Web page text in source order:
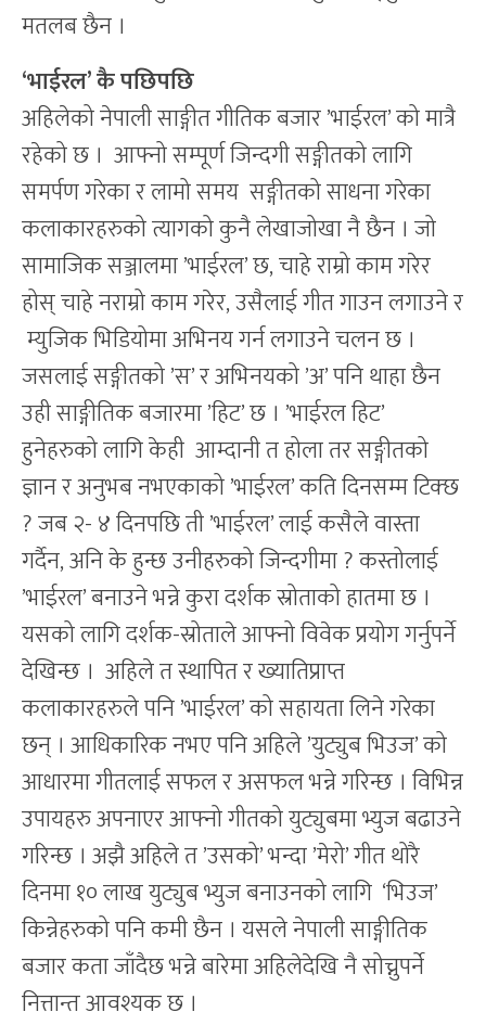
मतलब छैन ।
‘भाईरल’कै पछिपछि
अहिलेको नेपाली साङ्गीत गीतिक बजार ’भाईरल’ को मात्रै
रहेको छ । आफ्नो सम्पूर्ण जिन्दगी सङ्गीतको लागि
समर्पण गरेका र लामो समय सङ्गीतको साधना गरेका
कलाकारहरुको त्यागको कुनै लेखाजोखा नै छैन । जो
सामाजिक सञ्जालमा ’भाईरल’ छ, चाहे राम्रो काम गरेर
होस् चाहे नराम्रो काम गरेर, उसैलाई गीत गाउन लगाउने र
म्युजिक भिडियोमा अभिनय गर्न लगाउने चलन छ ।
जसलाई सङ्गीतको ’स’ र अभिनयको ’अ’ पनि थाहा छैन
उही साङ्गीतिक बजारमा ’हिट’ छ । ’भाईरल हिट’
हुनेहरुको लागि केही आम्दानी त होला तर सङ्गीतको
ज्ञान र अनुभब नभएकाको ’भाईरल’ कति दिनसम्म टिक्छ
? जब २- ४ दिनपछि ती ’भाईरल’ लाई कसैले वास्ता
गर्दैन, अनि के हुन्छ उनीहरुको जिन्दगीमा ? कस्तोलाई
’भाईरल’ बनाउने भन्ने कुरा दर्शक स्रोताको हातमा छ ।
यसको लागि दर्शक-स्रोताले आफ्नो विवेक प्रयोग गर्नुपर्ने
देखिन्छ । अहिले त स्थापित र ख्यातिप्राप्त
कलाकारहरुले पनि ’भाईरल’ को सहायता लिने गरेका
छन् । आधिकारिक नभए पनि अहिले ’युट्युब भिउज’ को
आधारमा गीतलाई सफल र असफल भन्ने गरिन्छ । विभिन्न
उपायहरु अपनाएर आफ्नो गीतको युट्युबमा भ्युज बढाउने
गरिन्छ । अझै अहिले त ’उसको’ भन्दा ’मेरो’ गीत थोरै
दिनमा १० लाख युट्युब भ्युज बनाउनको लागि ‘भिउज’
किन्नेहरुको पनि कमी छैन । यसले नेपाली साङ्गीतिक
बजार कता जाँदैछ भन्ने बारेमा अहिलेदेखि नै सोच्नुपर्ने
नित्तान्त आवश्यक छ ।